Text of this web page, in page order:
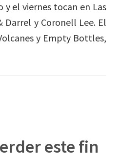
el viernes tocan en Las
y Coronell Lee. El
y Empty Bottles,
este fin